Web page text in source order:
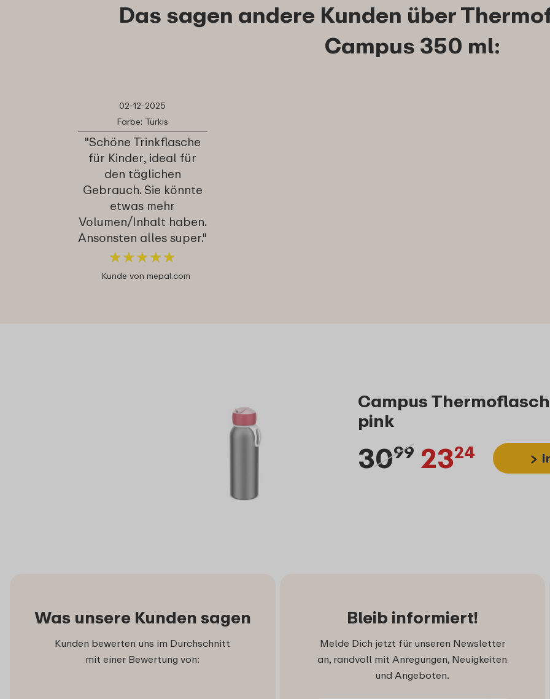
Das sagen andere Kunden über
Campus 350 ml:
02-12-2025
Farbe: Türkis
"Schöne Trinkflasche
für Kinder, ideal für
den täglichen
Gebrauch. Sie könnte
etwas mehr
Volumen/Inhalt haben.
Ansonsten alles super."
★★★★★
★★★★★
Kunde von mepal.com
Campus
pink
3099 2324
Was unsere Kunden sagen
Kunden bewerten uns im Durchschnitt
mit einer Bewertung von:
Bleib informiert!
Melde Dich jetzt für unseren Newsletter
an, randvoll mit Anregungen, Neuigkeiten
und Angeboten.